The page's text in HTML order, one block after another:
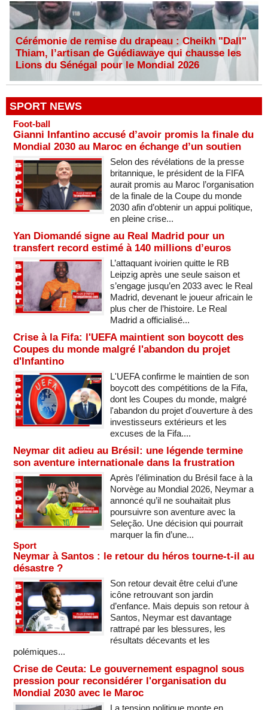
Cérémonie de remise du drapeau : Cheikh "Dall"
Thiam, l’artisan de Guédiawaye qui chausse les
Lions du Sénégal pour le Mondial 2026
SPORT NEWS
Foot-ball
Gianni Infantino accusé d’avoir promis la finale du
Mondial 2030 au Maroc en échange d’un soutien
Selon des révélations de la presse
britannique, le président de la FIFA
aurait promis au Maroc l’organisation
de la finale de la Coupe du monde
2030 afin d’obtenir un appui politique,
en pleine crise...
Yan Diomandé signe au Real Madrid pour un
transfert record estimé à 140 millions d’euros
L’attaquant ivoirien quitte le RB
Leipzig après une seule saison et
s’engage jusqu’en 2033 avec le Real
Madrid, devenant le joueur africain le
plus cher de l’histoire. Le Real
Madrid a officialisé...
Crise à la Fifa: l'UEFA maintient son boycott des
Coupes du monde malgré l'abandon du projet
d'Infantino
L'UEFA confirme le maintien de son
boycott des compétitions de la Fifa,
dont les Coupes du monde, malgré
l'abandon du projet d'ouverture à des
investisseurs extérieurs et les
excuses de la Fifa....
Neymar dit adieu au Brésil: une légende termine
son aventure internationale dans la frustration
Après l’élimination du Brésil face à la
Norvège au Mondial 2026, Neymar a
annoncé qu’il ne souhaitait plus
poursuivre son aventure avec la
Seleção. Une décision qui pourrait
marquer la fin d’une...
Sport
Neymar à Santos : le retour du héros tourne-t-il au
désastre ?
Son retour devait être celui d’une
icône retrouvant son jardin
d’enfance. Mais depuis son retour à
Santos, Neymar est davantage
rattrapé par les blessures, les
résultats décevants et les
polémiques...
Crise de Ceuta: Le gouvernement espagnol sous
pression pour reconsidérer l'organisation du
Mondial 2030 avec le Maroc
La tension politique monte en